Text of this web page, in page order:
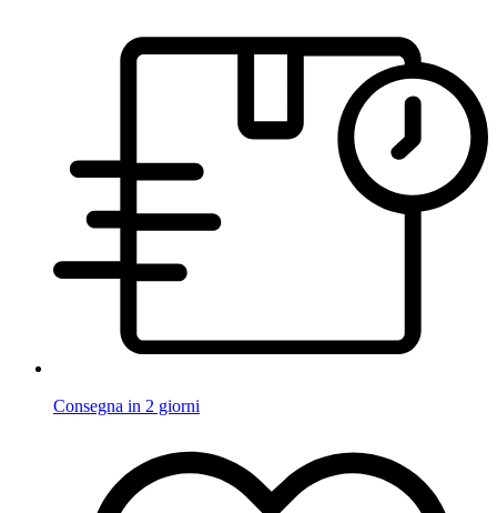
Consegna in 2 giorni